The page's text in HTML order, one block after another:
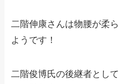
二階伸康さんは物腰が柔
ようです！
二階俊博氏の後継者とし